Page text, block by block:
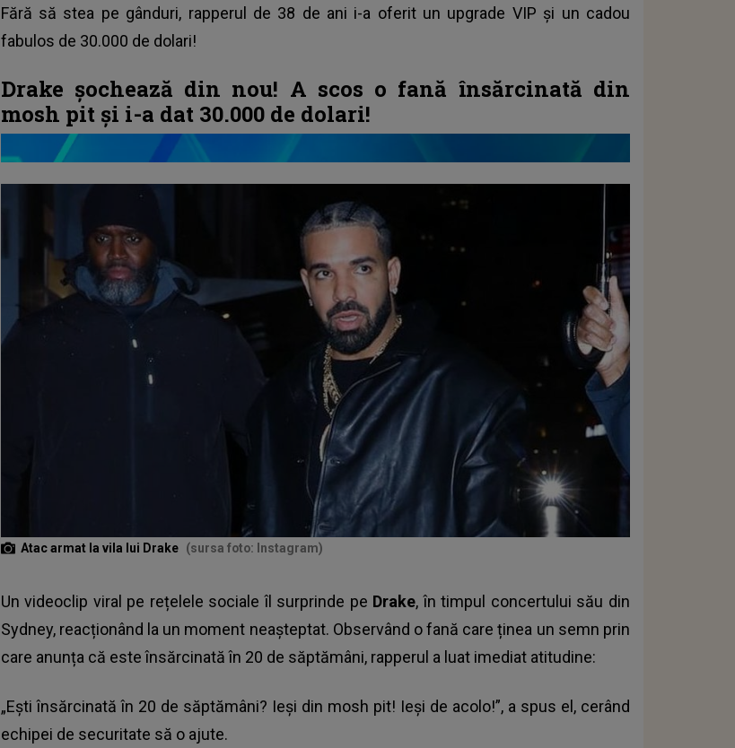
Fără să stea pe gânduri, rapperul de 38 de ani i-a oferit un upgrade VIP și un cadou
fabulos de 30.000 de dolari!
Drake șochează din nou! A scos o fană însărcinată din
mosh pit și i-a dat 30.000 de dolari!
Atac armat la vila lui Drake (sursa foto: Instagram)
Un videoclip viral pe rețelele sociale îl surprinde pe Drake, în timpul concertului său din
Sydney, reacționând la un moment neașteptat. Observând o fană care ținea un semn prin
care anunța că este însărcinată în 20 de săptămâni, rapperul a luat imediat atitudine:
„Ești însărcinată în 20 de săptămâni? Ieși din mosh pit! Ieși de acolo!”, a spus el, cerând
echipei de securitate să o ajute.